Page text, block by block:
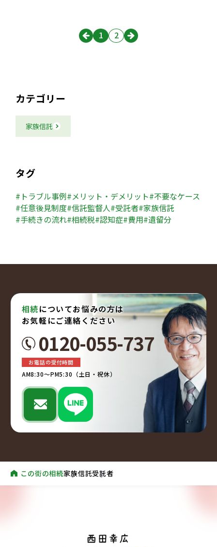
1 2
カテゴリー
家族信託
タグ
トラブル事例 メリット・デメリット 不要なケース
任意後見制度 信託監督人 受託者 家族信託
手続きの流れ 相続税 認知症 費用 遺留分
相続についてお悩みの方は
お気軽にご連絡ください
0120-055-737
お電話の受付時間
AM8:30～PM5:30（土日・祝休）
この街の相続家族信託受託者